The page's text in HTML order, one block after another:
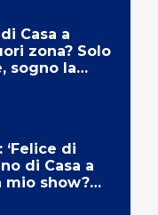
Casa a
zona? Solo
sogno la
‘Felice di
di Casa a
mio show?